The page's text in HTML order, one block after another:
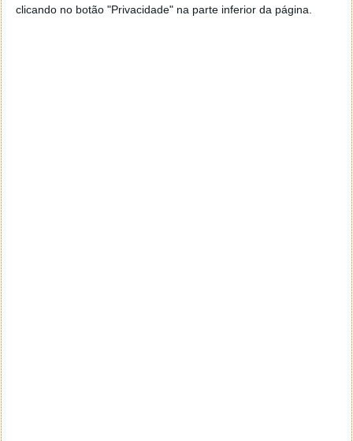
clicando no botão "Privacidade" na parte inferior da página.